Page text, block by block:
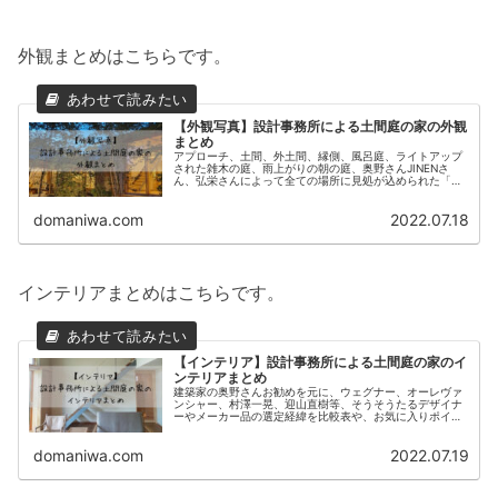
外観まとめはこちらです。
【外観写真】設計事務所による土間庭の家の外観
まとめ
アプローチ、土間、外土間、縁側、風呂庭、ライトアップ
された雑木の庭、雨上がりの朝の庭、奥野さんJINENさ
ん、弘栄さんによって全ての場所に見処が込められた「外
domaniwa.com 2022.07.18
インテリアまとめはこちらです。
【インテリア】設計事務所による土間庭の家のイ
ンテリアまとめ
建築家の奥野さんお勧めを元に、ウェグナー、オーレヴァ
ンシャー、村澤一晃、迎山直樹等、そうそうたるデザイナ
ーやメーカー品の選定経緯を比較表や、お気に入りポイン
domaniwa.com 2022.07.19